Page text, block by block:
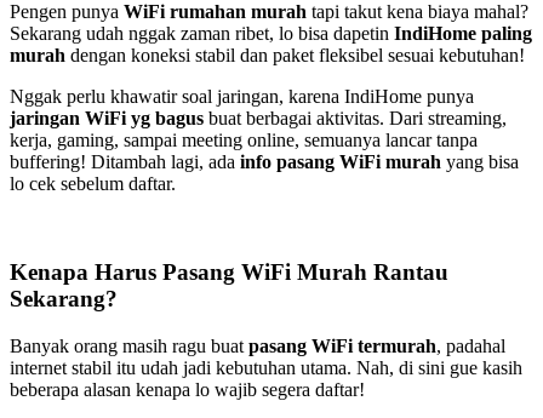
Pengen punya WiFi rumahan murah tapi takut kena biaya mahal?
Sekarang udah nggak zaman ribet, lo bisa dapetin IndiHome paling
murah dengan koneksi stabil dan paket fleksibel sesuai kebutuhan!
Nggak perlu khawatir soal jaringan, karena IndiHome punya
jaringan WiFi yg bagus buat berbagai aktivitas. Dari streaming,
kerja, gaming, sampai meeting online, semuanya lancar tanpa
buffering! Ditambah lagi, ada info pasang WiFi murah yang bisa
lo cek sebelum daftar.
Kenapa Harus Pasang WiFi Murah Rantau
Sekarang?
Banyak orang masih ragu buat pasang WiFi termurah, padahal
internet stabil itu udah jadi kebutuhan utama. Nah, di sini gue kasih
beberapa alasan kenapa lo wajib segera daftar!